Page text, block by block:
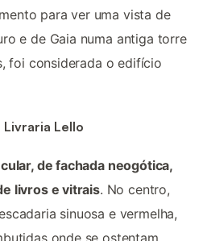
para ver uma vista de
e de Gaia numa antiga torre
foi considerada o edifício
Livraria Lello
de fachada neogótica,
livros e vitrais. No centro,
sinuosa e vermelha,
onde se ostentam